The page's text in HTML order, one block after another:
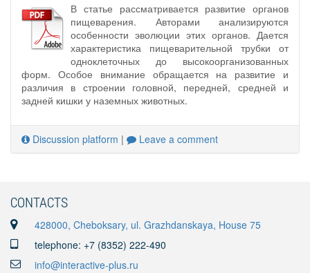
В статье рассматривается развитие органов
пищеварения. Авторами анализируются
особенности эволюции этих органов. Дается
характеристика пищеварительной трубки от
одноклеточных до высокоорганизованных
форм. Особое внимание обращается на развитие и
различия в строении головной, передней, средней и
задней кишки у наземных животных.
Discussion platform | Leave a comment
CONTACTS
428000, Cheboksary, ul. Grazhdanskaya, House 75
telephone: +7 (8352) 222-490
info@interactive-plus.ru